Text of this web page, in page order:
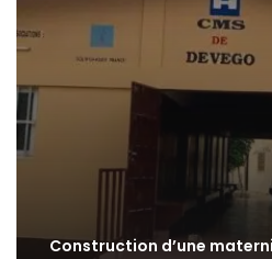
Construction d’une